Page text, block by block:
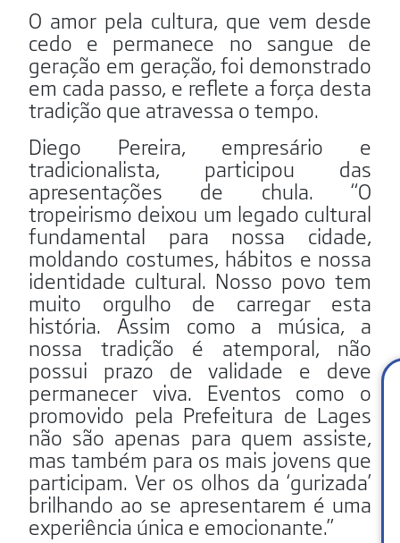
O amor pela cultura, que vem desde
cedo e permanece no sangue de
geração em geração, foi demonstrado
em cada passo, e reflete a força desta
tradição que atravessa o tempo.
Diego Pereira, empresário e
tradicionalista, participou das
apresentações de chula. “O
tropeirismo deixou um legado cultural
fundamental para nossa cidade,
moldando costumes, hábitos e nossa
identidade cultural. Nosso povo tem
muito orgulho de carregar esta
história. Assim como a música, a
nossa tradição é atemporal, não
possui prazo de validade e deve
permanecer viva. Eventos como o
promovido pela Prefeitura de Lages
não são apenas para quem assiste,
mas também para os mais jovens que
participam. Ver os olhos da ‘gurizada’
brilhando ao se apresentarem é uma
experiência única e emocionante.”